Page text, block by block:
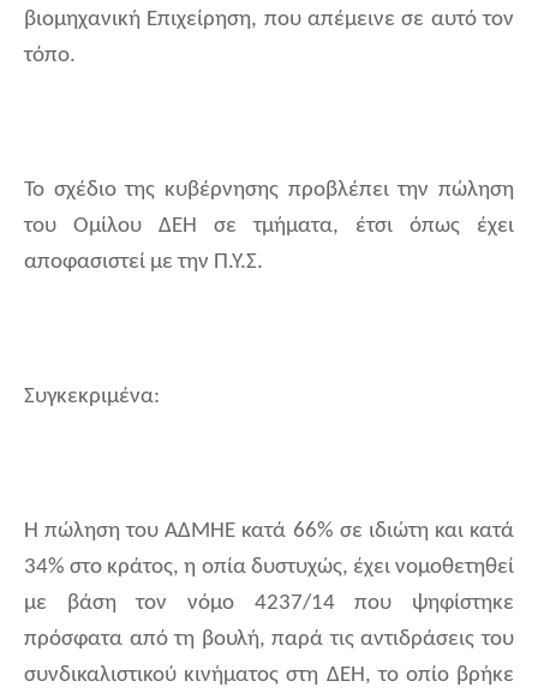
βιομηχανική Επιχείρηση, που απέμεινε σε αυτό τον
τόπο.
Το σχέδιο της κυβέρνησης προβλέπει την πώληση
του Ομίλου ΔΕΗ σε τμήματα, έτσι όπως έχει
αποφασιστεί με την Π.Υ.Σ.
Συγκεκριμένα:
Η πώληση του ΑΔΜΗΕ κατά 66% σε ιδιώτη και κατά
34% στο κράτος, η οπία δυστυχώς, έχει νομοθετηθεί
με βάση τον νόμο 4237/14 που ψηφίστηκε
πρόσφατα από τη βουλή, παρά τις αντιδράσεις του
συνδικαλιστικού κινήματος στη ΔΕΗ, το οπίο βρήκε